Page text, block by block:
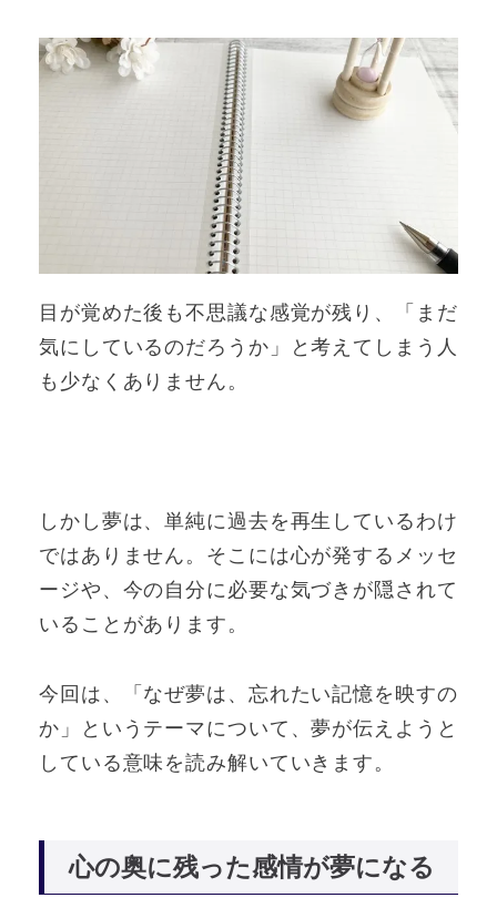
目が覚めた後も不思議な感覚が残り、「まだ
気にしているのだろうか」と考えてしまう人
も少なくありません。
しかし夢は、単純に過去を再生しているわけ
ではありません。そこには心が発するメッセ
ージや、今の自分に必要な気づきが隠されて
いることがあります。
今回は、「なぜ夢は、忘れたい記憶を映すの
か」というテーマについて、夢が伝えようと
している意味を読み解いていきます。
心の奥に残った感情が夢になる